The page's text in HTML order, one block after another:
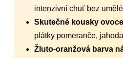
intenzivní chuť bez
Skutečné kousky ovoce
plátky pomeranče,
Žluto-oranžová barva